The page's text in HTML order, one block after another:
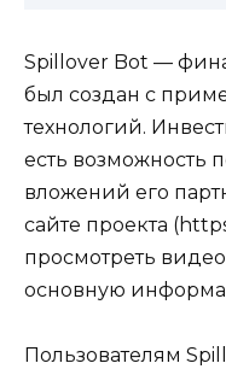
Spillover Bot —
был создан с
технологий.
есть возможность
вложений его
сайте проекта
просмотреть
основную
Пользователям